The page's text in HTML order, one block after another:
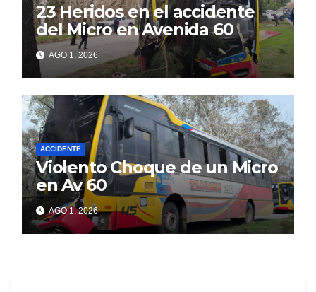
23 Heridos en el accidente
del Micro en Avenida 60
AGO 1, 2026
ACCIDENTE
Violento Choque de un Micro
en Av 60
AGO 1, 2026